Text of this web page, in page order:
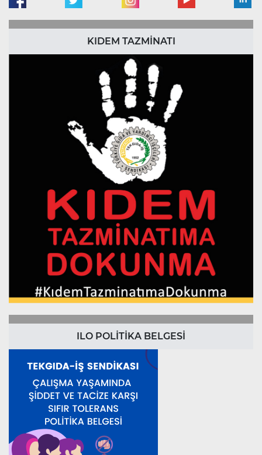
KIDEM TAZMİNATI
ILO POLİTİKA BELGESİ